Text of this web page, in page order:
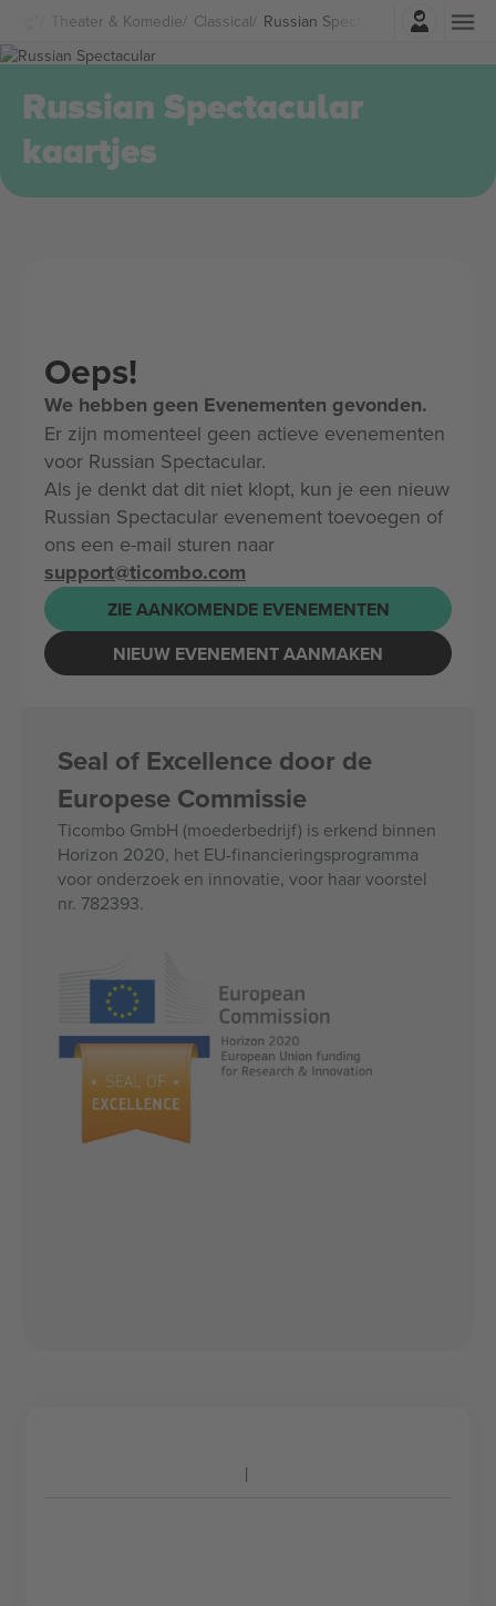
Theater & Komedie Classical Russian Spectacular Kaartjes
Log in
Russian Spectacular
kaartjes
Oeps!
We hebben geen Evenementen gevonden.
Er zijn momenteel geen actieve evenementen
voor Russian Spectacular.
Als je denkt dat dit niet klopt, kun je een nieuw
Russian Spectacular evenement toevoegen of
ons een e-mail sturen naar
support@ticombo.com
ZIE AANKOMENDE EVENEMENTEN
NIEUW EVENEMENT AANMAKEN
Seal of Excellence door de
Europese Commissie
Ticombo GmbH (moederbedrijf) is erkend binnen
Horizon 2020, het EU-financieringsprogramma
voor onderzoek en innovatie, voor haar voorstel
nr. 782393.